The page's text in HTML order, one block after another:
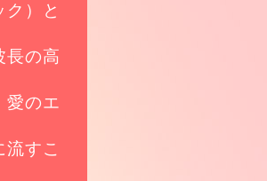
）と
長の高
愛のエ
すこ